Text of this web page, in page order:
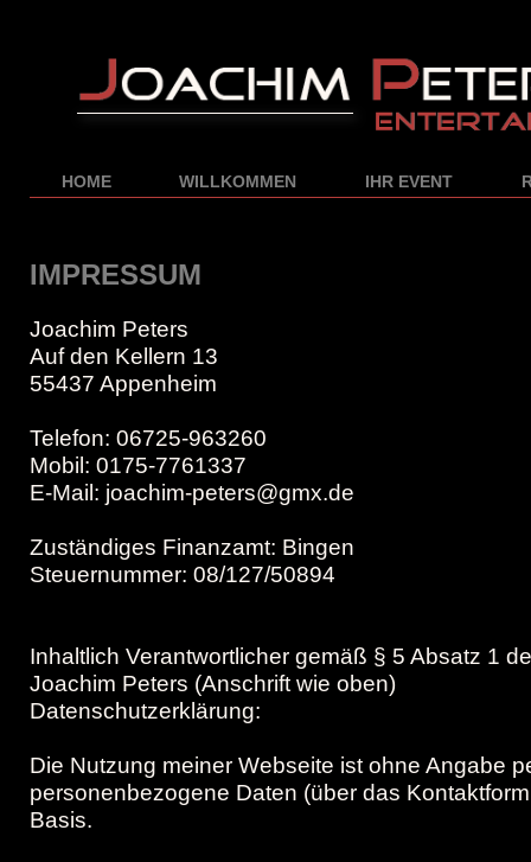
HOME WILLKOMMEN IHR EVENT
IMPRESSUM
Joachim Peters
Auf den Kellern 13
55437 Appenheim
Telefon: 06725-963260
Mobil: 0175-7761337
E-Mail: joachim-peters@gmx.de
Zuständiges Finanzamt: Bingen
Steuernummer: 08/127/50894
Inhaltlich Verantwortlicher gemäß § 5 Absatz 1
Joachim Peters (Anschrift wie oben)
Datenschutzerklärung:
Die Nutzung meiner Webseite ist ohne Angabe
personenbezogene Daten (über das
Basis.